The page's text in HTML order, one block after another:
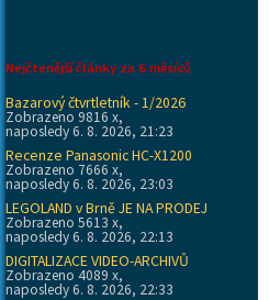
Nejčtenější články za 6 měsíců
Bazarový čtvrtletník - 1/2026
Zobrazeno 9816 x,
naposledy 6. 8. 2026, 21:23
Recenze Panasonic HC-X1200
Zobrazeno 7666 x,
naposledy 6. 8. 2026, 23:03
LEGOLAND v Brně JE NA PRODEJ
Zobrazeno 5613 x,
naposledy 6. 8. 2026, 22:13
DIGITALIZACE VIDEO-ARCHIVŮ
Zobrazeno 4089 x,
naposledy 6. 8. 2026, 22:33